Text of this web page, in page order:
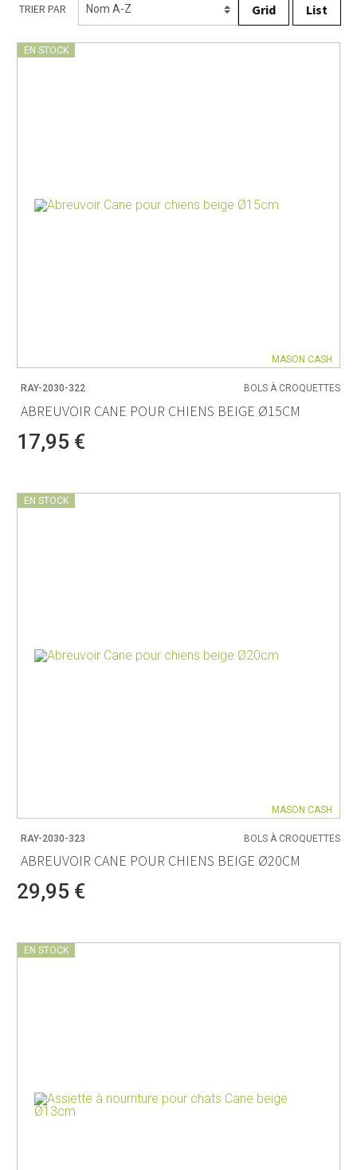
TRIER PAR Grid List
EN STOCK
MASON CASH
RAY-2030-322 BOLS À CROQUETTES
ABREUVOIR CANE POUR CHIENS BEIGE Ø15CM
17,95 €
EN STOCK
MASON CASH
RAY-2030-323 BOLS À CROQUETTES
ABREUVOIR CANE POUR CHIENS BEIGE Ø20CM
29,95 €
EN STOCK